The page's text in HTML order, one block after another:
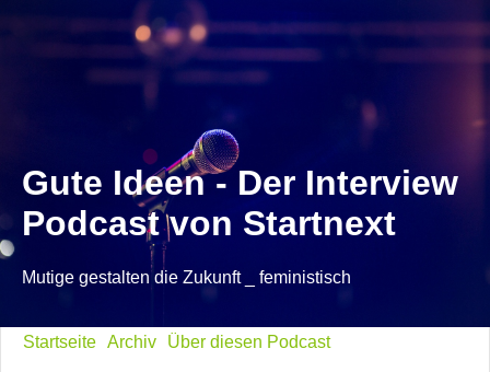
Gute Ideen - Der Interview
Podcast von Startnext
Mutige gestalten die Zukunft _ feministisch
Startseite Archiv Über diesen Podcast